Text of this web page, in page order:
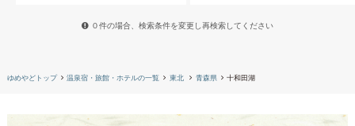
０件の場合、検索条件を変更し再検索してください
ゆめやどトップ 温泉宿・旅館・ホテルの一覧 東北 青森県 十和田湖